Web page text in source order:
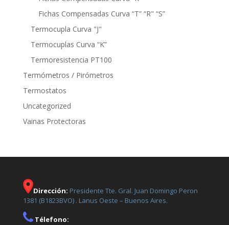
Fichas Compensadas Curva “T” “R" “S”
Termocupla Curva "J"
Termocuplas Curva “K”
Termoresistencia PT100
Termómetros / Pirómetros
Termostatos
Uncategorized
Vainas Protectoras
Dirección: Presidente Tte. Gral. Juan Domingo Peron
1381 (B1823BVO) . Lanus Oeste – Buenos Aires.
Télefono: